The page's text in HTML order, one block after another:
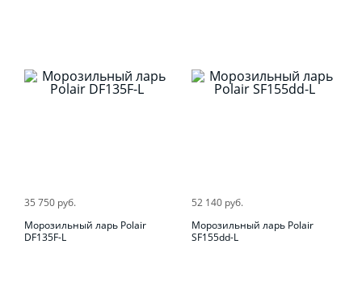
35 750 руб.
Морозильный ларь Polair
DF135F-L
52 140 руб.
Морозильный ларь Polair
SF155dd-L